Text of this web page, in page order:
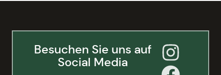
Besuchen Sie uns auf
Social Media